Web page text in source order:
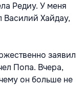
Редиу. У меня
Хайдау,
заявил
Попа. Вчера,
он больше не